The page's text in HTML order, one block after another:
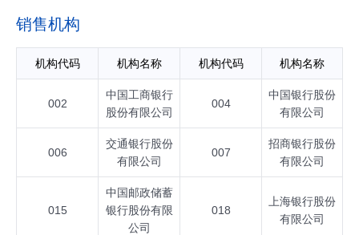
销售机构
机构代码 机构名称 机构代码 机构名称
002
中国工商银行
股份有限公司
004
中国银行股份
有限公司
006
交通银行股份
有限公司
007
招商银行股份
有限公司
015
中国邮政储蓄
银行股份有限
公司
018
上海银行股份
有限公司